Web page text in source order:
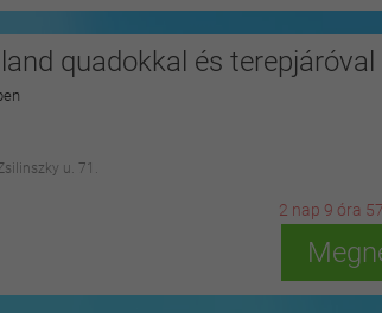
quadokkal és terepjáróval
u. 71.
2 nap 9 óra 57